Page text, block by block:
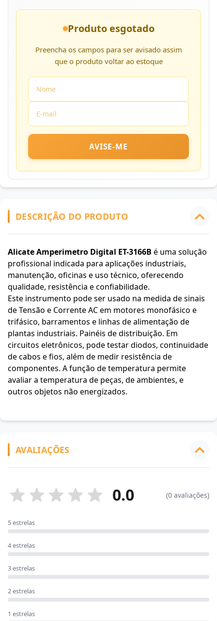
Produto esgotado
Preencha os campos para ser avisado assim
que o produto voltar ao estoque
AVISE-ME
DESCRIÇÃO DO PRODUTO
Alicate Amperimetro Digital ET-3166B é uma solução
profissional indicada para aplicações industriais,
manutenção, oficinas e uso técnico, oferecendo
qualidade, resistência e confiabilidade.
Este instrumento pode ser usado na medida de sinais
de Tensão e Corrente AC em motores monofásico e
trifásico, barramentos e linhas de alimentação de
plantas industriais. Painéis de distribuição. Em
circuitos eletrônicos, pode testar diodos, continuidade
de cabos e fios, além de medir resistência de
componentes. A função de temperatura permite
avaliar a temperatura de peças, de ambientes, e
outros objetos não energizados.
AVALIAÇÕES
0.0 (0 avaliações)
5 estrelas
4 estrelas
3 estrelas
2 estrelas
1 estrelas